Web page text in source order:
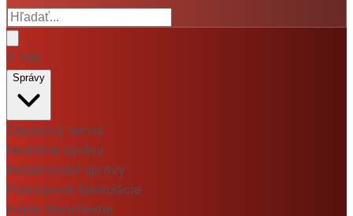
O nás
Správy
Zápasový servis
Mediálne správy
Redaktorské správy
Prestupové špekulácie
Inside Manchester